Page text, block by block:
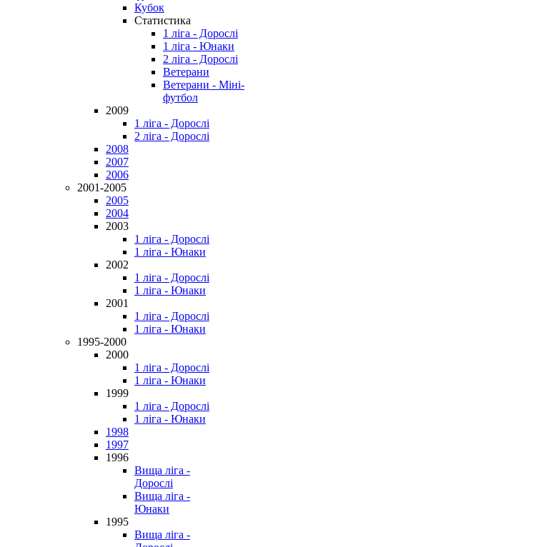
Кубок
Статистика
1 ліга - Дорослі
1 ліга - Юнаки
2 ліга - Дорослі
Ветерани
Ветерани - Міні-
футбол
2009
1 ліга - Дорослі
2 ліга - Дорослі
2008
2007
2006
2001-2005
2005
2004
2003
1 ліга - Дорослі
1 ліга - Юнаки
2002
1 ліга - Дорослі
1 ліга - Юнаки
2001
1 ліга - Дорослі
1 ліга - Юнаки
1995-2000
2000
1 ліга - Дорослі
1 ліга - Юнаки
1999
1 ліга - Дорослі
1 ліга - Юнаки
1998
1997
1996
Вища ліга -
Дорослі
Вища ліга -
Юнаки
1995
Вища ліга -